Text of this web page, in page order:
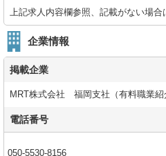
上記求人内容欄参照、記載がない場合
企業情報
掲載企業
MRT株式会社 福岡支社（有料職業紹
電話番号
050-5530-8156